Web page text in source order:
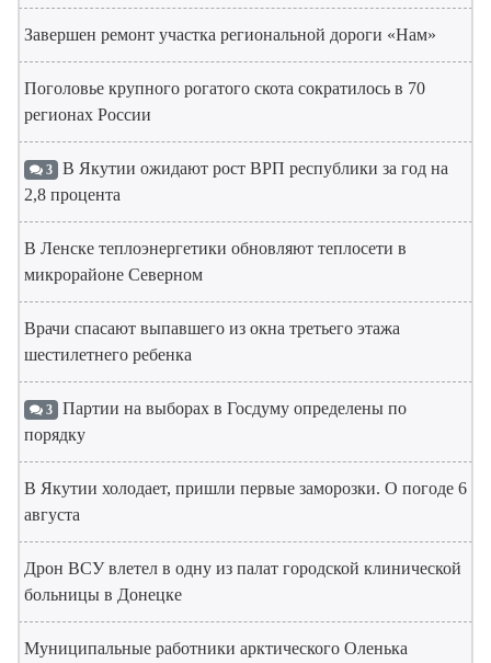
Завершен ремонт участка региональной дороги «Нам»
Поголовье крупного рогатого скота сократилось в 70
регионах России
3 В Якутии ожидают рост ВРП республики за год на
2,8 процента
В Ленске теплоэнергетики обновляют теплосети в
микрорайоне Северном
Врачи спасают выпавшего из окна третьего этажа
шестилетнего ребенка
3 Партии на выборах в Госдуму определены по
порядку
В Якутии холодает, пришли первые заморозки. О погоде 6
августа
Дрон ВСУ влетел в одну из палат городской клинической
больницы в Донецке
Муниципальные работники арктического Оленька